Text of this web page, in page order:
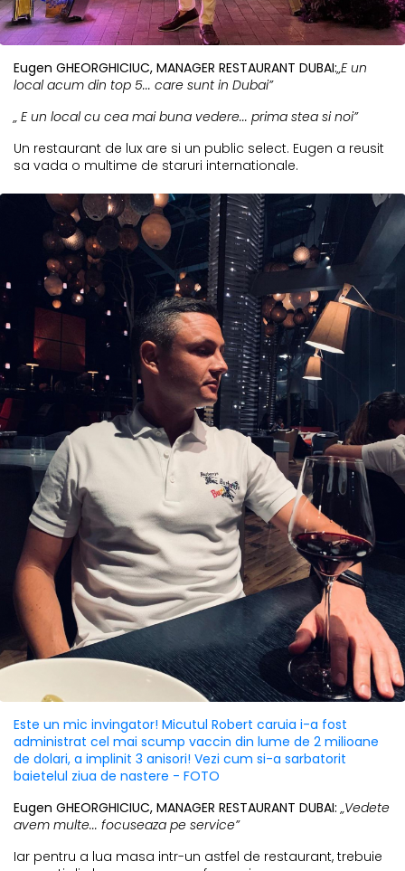
Eugen GHEORGHICIUC, MANAGER RESTAURANT DUBAI:„E un
local acum din top 5... care sunt in Dubai”
„ E un local cu cea mai buna vedere... prima stea si noi”
Un restaurant de lux are si un public select. Eugen a reusit
sa vada o multime de staruri internationale.
Este un mic invingator! Micutul Robert caruia i-a fost
administrat cel mai scump vaccin din lume de 2 milioane
de dolari, a implinit 3 anisori! Vezi cum si-a sarbatorit
baietelul ziua de nastere - FOTO
Eugen GHEORGHICIUC, MANAGER RESTAURANT DUBAI: „Vedete
avem multe... focuseaza pe service”
Iar pentru a lua masa intr-un astfel de restaurant, trebuie